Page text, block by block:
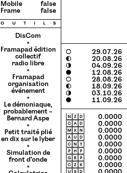
Mobile false
Frame false
o u t i l s
DisCom
◦
Framapad édition
collectif
radio libre
◦
Framapad
organisation
événement
◦
Le démoniaque,
probablement –
Bernard Aspe
◦
Petit traité plié
en dix sur le lyber
◦
Simulation de
front d’onde
◦
○ 29.07.26
◐ 20.08.26
◑ 04.09.26
● 12.08.26
○ 28.08.26
◐ 18.09.26
◑ 03.10.26
●
11.09.26
🄽🅉🄳
0.0000
🄲🄰🄳 0.0000
🄼🅇🄽 0.0000
🄰🅄🄳 0.0000
🄲🄽🅈 0.0000
🄿🄷🄿 0.0000
🄶🄱🄿 0.0000
🄲🅉🄺 0.0000